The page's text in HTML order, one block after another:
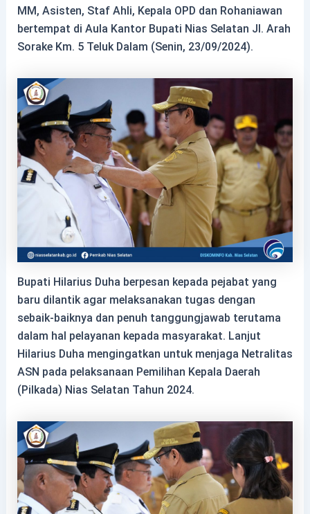
MM, Asisten, Staf Ahli, Kepala OPD dan Rohaniawan
bertempat di Aula Kantor Bupati Nias Selatan Jl. Arah
Sorake Km. 5 Teluk Dalam (Senin, 23/09/2024).
Bupati Hilarius Duha berpesan kepada pejabat yang
baru dilantik agar melaksanakan tugas dengan
sebaik-baiknya dan penuh tanggungjawab terutama
dalam hal pelayanan kepada masyarakat. Lanjut
Hilarius Duha mengingatkan untuk menjaga Netralitas
ASN pada pelaksanaan Pemilihan Kepala Daerah
(Pilkada) Nias Selatan Tahun 2024.